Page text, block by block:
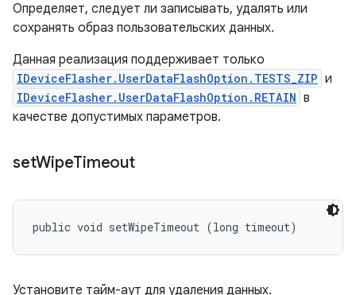
Определяет, следует ли записывать, удалять или
сохранять образ пользовательских данных.
Данная реализация поддерживает только
IDeviceFlasher.UserDataFlashOption.TESTS_ZIP и
IDeviceFlasher.UserDataFlashOption.RETAIN в
качестве допустимых параметров.
setWipeTimeout
public void setWipeTimeout (long timeout)
Установите тайм-аут для удаления данных.